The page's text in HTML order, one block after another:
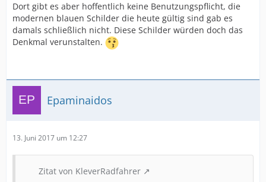
Dort gibt es aber hoffentlich keine Benutzungspflicht, die
modernen blauen Schilder die heute gültig sind gab es
damals schließlich nicht. Diese Schilder würden doch das
Denkmal verunstalten.
Epaminaidos
13. Juni 2017 um 12:27
Zitat von KleverRadfahrer